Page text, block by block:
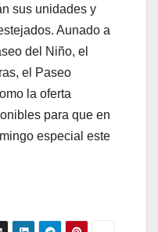
sus unidades y
Aunado a
del Niño, el
el Paseo
la oferta
para que en
especial este